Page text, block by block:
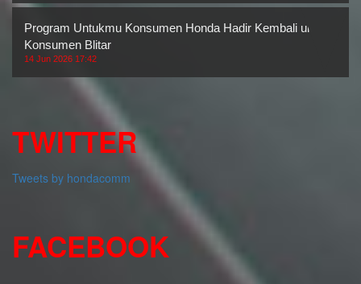
Program Untukmu Konsumen Honda Hadir Kembali untuk
Konsumen Blitar
14 Jun 2026 17:42
TWITTER
Tweets by hondacomm
FACEBOOK